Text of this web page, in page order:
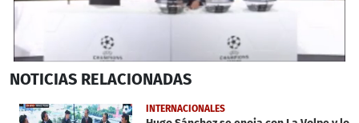
seconds
2
minutes,
NOTICIAS RELACIONADAS
INTERNACIONALES